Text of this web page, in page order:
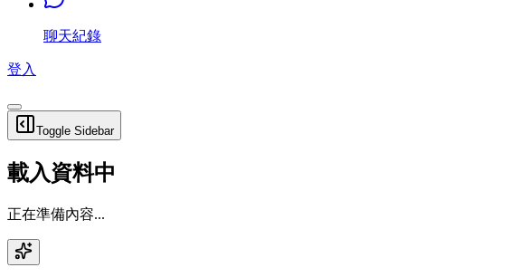
聊天紀錄
登入
Toggle Sidebar
載入資料中
正在準備內容...